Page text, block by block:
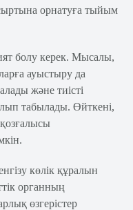
орнатуға тыйым
болу керек. Мысалы,
ауыстыру да
және тиісті
табылады. Өйткені,
көлік құралын
органның
өзгерістер